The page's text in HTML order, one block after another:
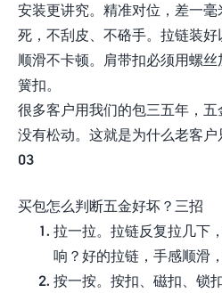
安装更讲究。精准对位，差一
死，不刮皮、不硌手。拉链装好
顺滑不卡顿。肩带扣必须用螺
簧扣。
很多客户用我们的包三五年，五
没有松动。这就是为什么老客户
03
买包怎么判断五金好坏？三招
拉一拉。拉链反复拉几下
响？好的拉链，手感顺滑
按一按。按扣、磁扣、锁